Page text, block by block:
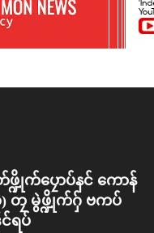
က်ပၠောပ်နင် ကောန်
) တၠ မွဲဖ္ဍိုက်ဂှ် ဗကပ်
ရပ်